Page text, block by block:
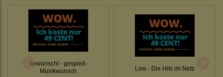
Gewünscht - gespielt -
Musikwunsch
Live - Die Hits im Netz